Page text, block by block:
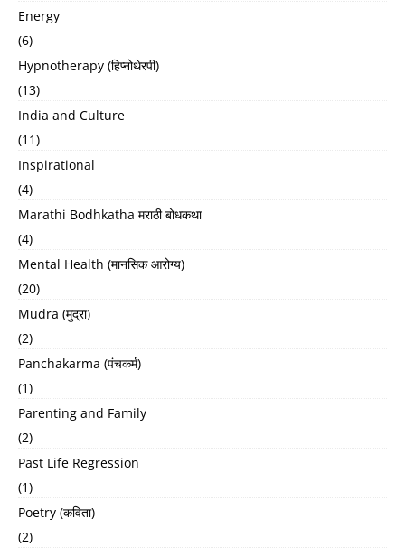
Energy
(6)
Hypnotherapy (हिप्नोथेरपी)
(13)
India and Culture
(11)
Inspirational
(4)
Marathi Bodhkatha मराठी बोधकथा
(4)
Mental Health (मानसिक आरोग्य)
(20)
Mudra (मुद्रा)
(2)
Panchakarma (पंचकर्म)
(1)
Parenting and Family
(2)
Past Life Regression
(1)
Poetry (कविता)
(2)